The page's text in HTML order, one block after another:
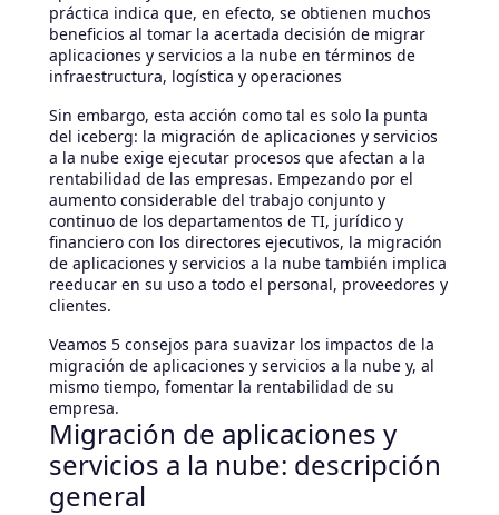
práctica indica que, en efecto, se obtienen muchos
beneficios al tomar la acertada decisión de migrar
aplicaciones y servicios a la nube en términos de
infraestructura, logística y operaciones
Sin embargo, esta acción como tal es solo la punta
del iceberg: la migración de aplicaciones y servicios
a la nube exige ejecutar procesos que afectan a la
rentabilidad de las empresas. Empezando por el
aumento considerable del trabajo conjunto y
continuo de los departamentos de TI, jurídico y
financiero con los directores ejecutivos, la migración
de aplicaciones y servicios a la nube también implica
reeducar en su uso a todo el personal, proveedores y
clientes.
Veamos 5 consejos para suavizar los impactos de la
migración de aplicaciones y servicios a la nube y, al
mismo tiempo, fomentar la rentabilidad de su
empresa.
Migración de aplicaciones y
servicios a la nube: descripción
general